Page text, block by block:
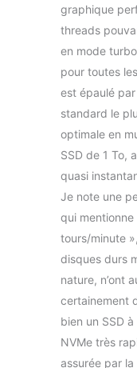
graphique
threads
en mode
pour toutes
est épaulé
standard le
optimale en
SSD de 1 To,
quasi
Je note une
qui
tours/minute
disques durs
nature, n’ont
certainement
bien un SSD
NVMe très
assurée par